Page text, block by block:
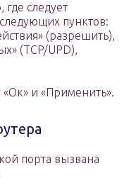
где следует
пунктов:
(разрешить),
(TCP/UPD),
«Ок» и «Применить».
порта вызвана